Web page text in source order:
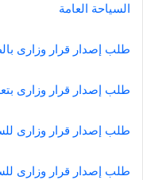
السياحة العامة
طلب إصدار قرار وزارى
طلب إصدار قرار وزارى
طلب إصدار قرار وزارى
طلب إصدار قرار وزارى